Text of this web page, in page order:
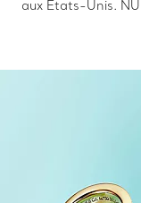
aux États-Unis.